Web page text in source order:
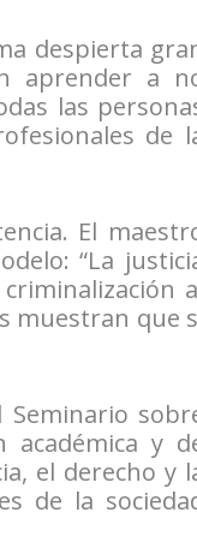
despierta
aprender a
las
de
El
“La
muestran que
académica y
el derecho y
de la